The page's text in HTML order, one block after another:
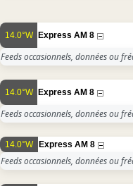
14.0°W Express AM 8
Feeds occasionnels, données ou
14.0°W Express AM 8
Feeds occasionnels, données ou
14.0°W Express AM 8
Feeds occasionnels, données ou